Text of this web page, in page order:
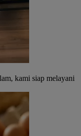
kami siap melayani